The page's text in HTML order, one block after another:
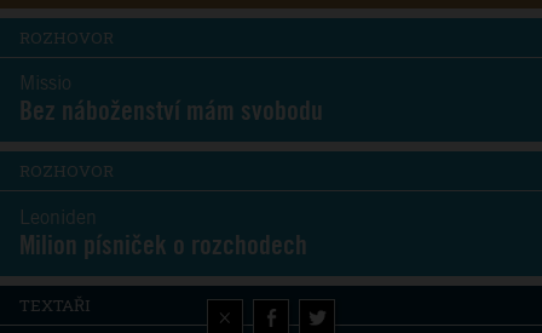
×
ROZHOVOR
Missio
Bez náboženství mám svobodu
ROZHOVOR
Leoniden
Milion písniček o rozchodech
TEXTAŘI